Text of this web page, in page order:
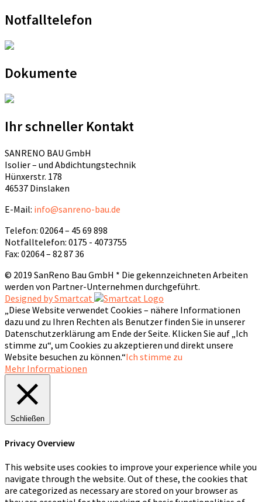
Notfalltelefon
Dokumente
Ihr schneller Kontakt
SANRENO BAU GmbH
Isolier – und Abdichtungstechnik
Hünxerstr. 178
46537 Dinslaken
E-Mail: info@sanreno-bau.de
Telefon: 02064 – 45 69 898
Notfalltelefon: 0175 - 4073755
Fax: 02064 – 82 87 36
© 2019 SanReno Bau GmbH * Die gekennzeichneten Arbeiten
werden von Partner-Unternehmen durchgeführt.
Designed by Smartcat
„Diese Website verwendet Cookies – nähere Informationen
dazu und zu Ihren Rechten als Benutzer finden Sie in unserer
Datenschutzerklärung am Ende der Seite. Klicken Sie auf „Ich
stimme zu“, um Cookies zu akzeptieren und direkt unsere
Website besuchen zu können.“Ich stimme zu
Mehr Informationen
Schließen
Privacy Overview
This website uses cookies to improve your experience while you
navigate through the website. Out of these, the cookies that
are categorized as necessary are stored on your browser as